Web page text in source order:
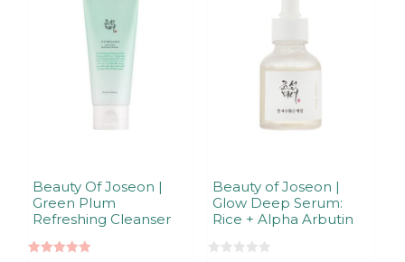
Beauty Of Joseon |
Green Plum
Refreshing Cleanser
Beauty of Joseon |
Glow Deep Serum:
Rice + Alpha Arbutin